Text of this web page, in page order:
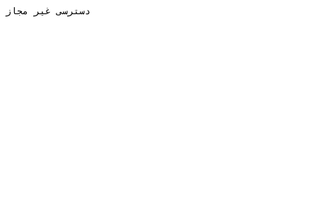
دسترسی غیر مجاز